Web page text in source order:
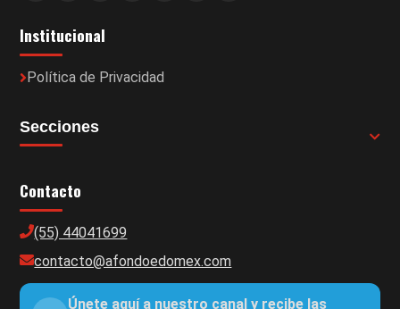
Institucional
Política de Privacidad
Secciones
Contacto
(55) 44041699
contacto@afondoedomex.com
Únete aquí a nuestro canal y recibe las